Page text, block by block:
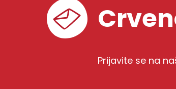
Prijavite se na